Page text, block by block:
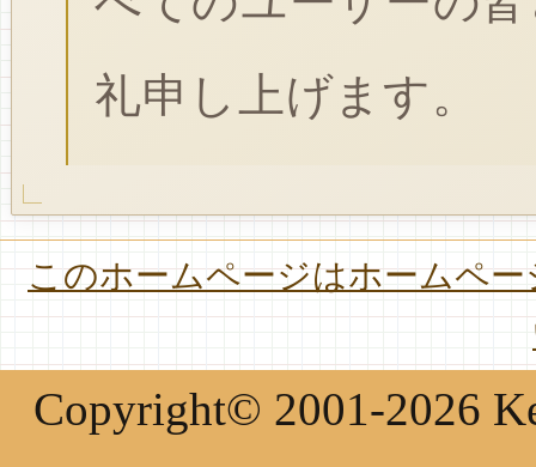
礼申し上げます。
このホームページはホームペ
Copyright© 2001-2026